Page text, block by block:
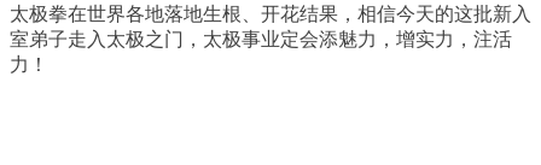
太极拳在世界各地落地生根、开花结果，相信今天的这批新入
室弟子走入太极之门，太极事业定会添魅力，增实力，注活
力！